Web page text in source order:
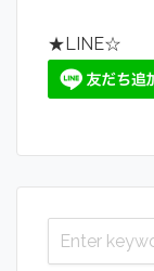
★LINE☆